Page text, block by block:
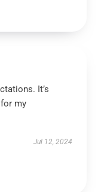
It’s
my
Jul 12, 2024